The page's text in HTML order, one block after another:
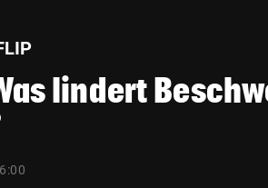
lindert